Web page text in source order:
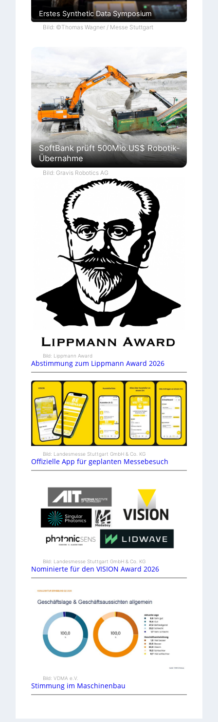
Erstes Synthetic Data Symposium
Bild: ©Thomas Wagner / Messe Stuttgart
SoftBank prüft 500Mio.US$ Robotik-
Übernahme
Bild: Gravis Robotics AG
Bild: Lippmann Award
Abstimmung zum Lippmann Award 2026
Bild: Landesmesse Stuttgart GmbH & Co. KG
Offizielle App für geplanten Messebesuch
Bild: Landesmesse Stuttgart GmbH & Co. KG
Nominierte für den VISION Award 2026
Bild: VDMA e.V.
Stimmung im Maschinenbau